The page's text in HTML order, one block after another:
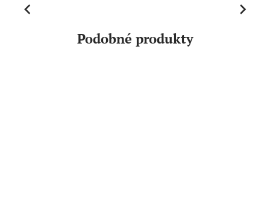
Podobné produkty
Previous Next